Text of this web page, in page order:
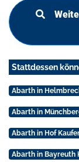
Stattdessen
Abarth in
Abarth in
Abarth in Hof
Abarth in Bayreuth